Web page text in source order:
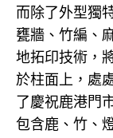
而除了外型獨
甕牆、竹編、
地拓印技術，
於柱面上，處
了慶祝鹿港門
包含鹿、竹、